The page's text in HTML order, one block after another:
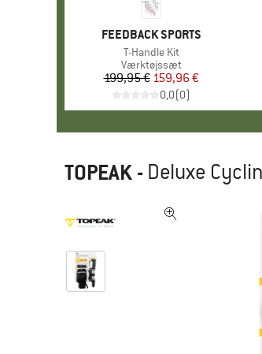
MÆRKE
FEEDBACK SPORTS
Artikel
T-Handle Kit
Produktgruppe
Værktøjssæt
Pris
199,95 € Nedsat pris
159,96 €
0,0(0)
TOPEAK - Deluxe